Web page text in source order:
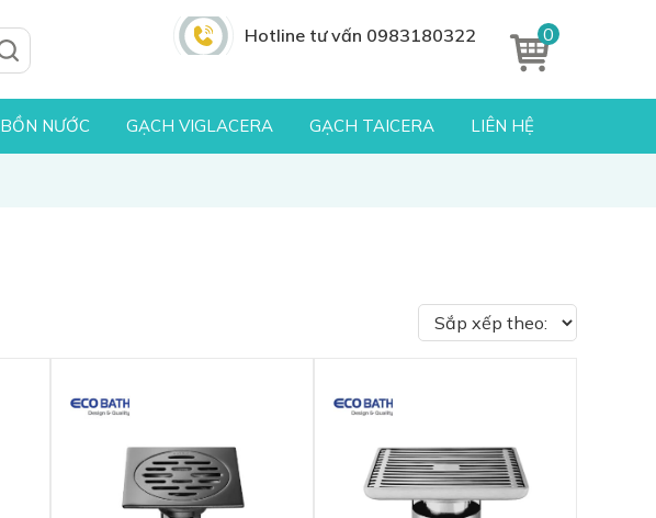
0
Hotline tư vấn 0983180322
BỒN NƯỚC GẠCH VIGLACERA GẠCH TAICERA LIÊN HỆ